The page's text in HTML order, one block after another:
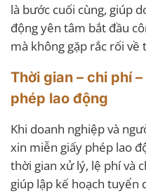
là bước cuối cùng, giúp
động yên tâm bắt đầu
mà không gặp rắc rối về
Thời gian – chi phí
phép lao động
Khi doanh nghiệp và
xin miễn giấy phép lao
thời gian xử lý, lệ phí và
giúp lập kế hoạch tuyển